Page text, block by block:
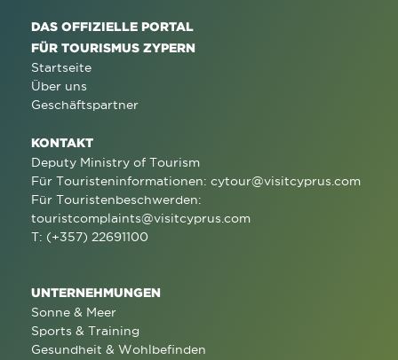
DAS OFFIZIELLE PORTAL
FÜR TOURISMUS ZYPERN
Startseite
Über uns
Geschäftspartner
KONTAKT
Deputy Ministry of Tourism
Für Touristeninformationen: cytour@visitcyprus.com
Für Touristenbeschwerden:
touristcomplaints@visitcyprus.com
T: (+357) 22691100
UNTERNEHMUNGEN
Sonne & Meer
Sports & Training
Gesundheit & Wohlbefinden